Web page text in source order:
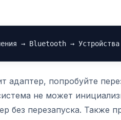
→ Bluetooth → Устройства
адаптер, попробуйте
не может
без перезапуска. Также